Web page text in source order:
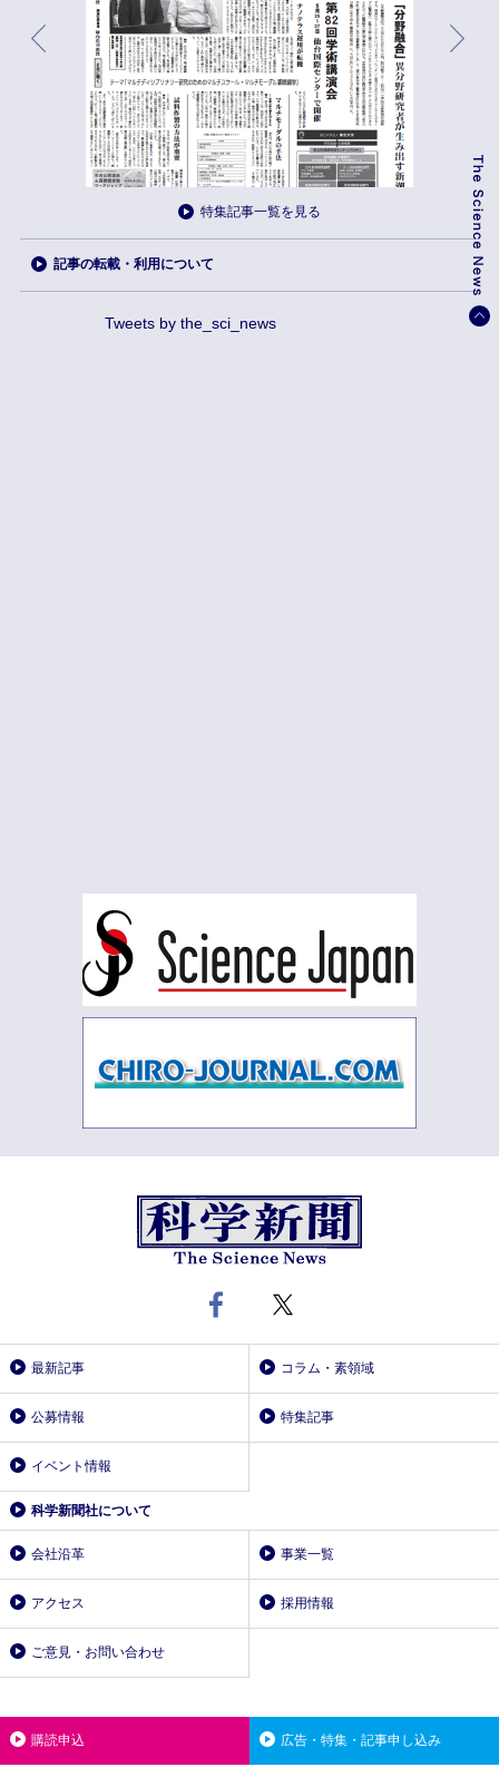
特集記事一覧を見る
記事の転載・利用について
Tweets by the_sci_news
最新記事 コラム・素領域
公募情報 特集記事
イベント情報
科学新聞社について
会社沿革 事業一覧
アクセス 採用情報
ご意見・お問い合わせ
購読申込 広告・特集・記事申し込み